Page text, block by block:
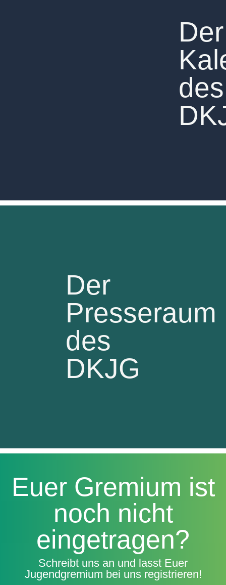
Der
des
Der
Presseraum
des
DKJG
Euer Gremium ist
noch nicht
eingetragen?
Schreibt uns an und lasst Euer
Jugendgremium bei uns registrieren!